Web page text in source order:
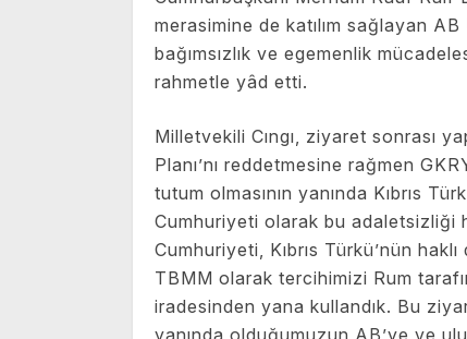
merasimine de katılım sağlayan
bağımsızlık ve egemenlik
rahmetle yâd etti.
Milletvekili Cıngı, ziyaret sonrası
Planı’nı reddetmesine rağmen
tutum olmasının yanında Kıbrıs
Cumhuriyeti olarak bu adaletsizliği
Cumhuriyeti, Kıbrıs Türkü’nün
TBMM olarak tercihimizi Rum
iradesinden yana kullandık. Bu